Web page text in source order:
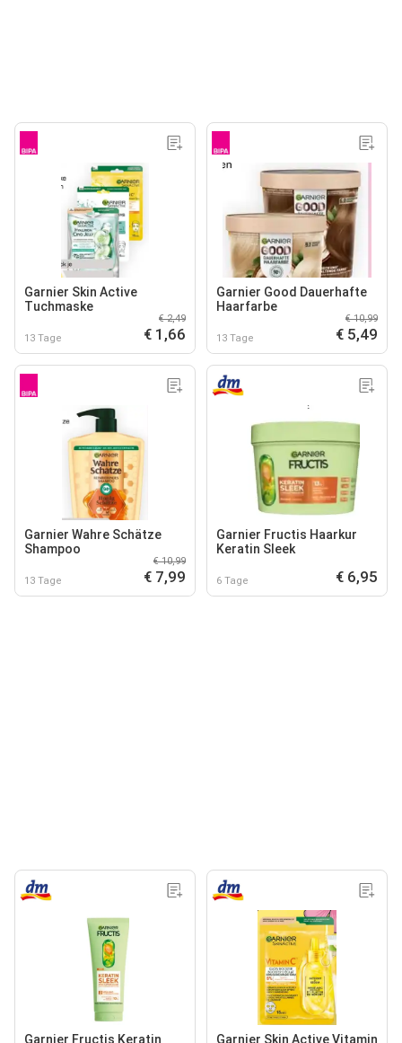
Garnier Skin Active
Tuchmaske
13 Tage
€ 2,49
€ 1,66
Garnier Good Dauerhafte
Haarfarbe
13 Tage
€ 10,99
€ 5,49
Garnier Wahre Schätze
Shampoo
13 Tage
€ 10,99
€ 7,99
Garnier Fructis Haarkur
Keratin Sleek
6 Tage € 6,95
Garnier Fructis Keratin Garnier Skin Active Vitamin